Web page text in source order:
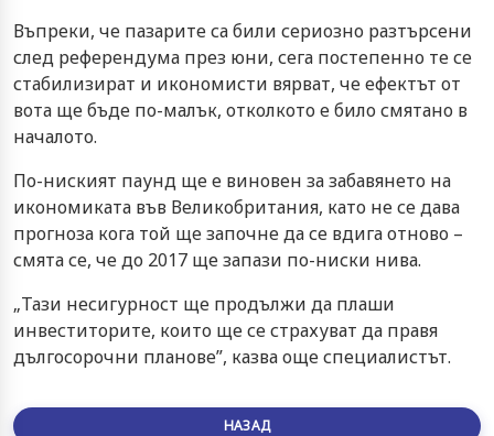
Въпреки, че пазарите са били сериозно разтърсени
след референдума през юни, сега постепенно те се
стабилизират и икономисти вярват, че ефектът от
вота ще бъде по-малък, отколкото е било смятано в
началото.
По-ниският паунд ще е виновен за забавянето на
икономиката във Великобритания, като не се дава
прогноза кога той ще започне да се вдига отново –
смята се, че до 2017 ще запази по-ниски нива.
„Тази несигурност ще продължи да плаши
инвеститорите, които ще се страхуват да правя
дългосорочни планове”, казва още специалистът.
НАЗАД